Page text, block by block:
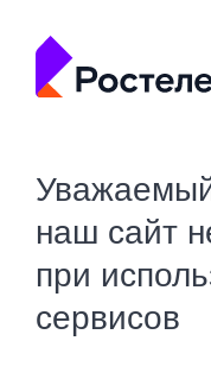
наш сайт
при
сервисов